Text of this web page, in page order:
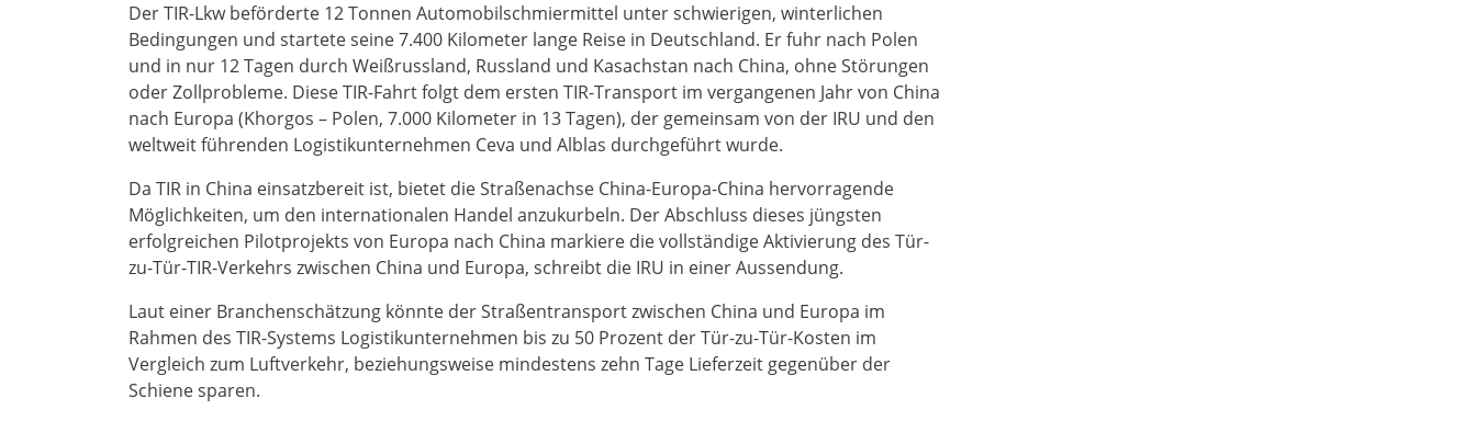
Der TIR-Lkw beförderte 12 Tonnen Automobilschmiermittel unter schwierigen, winterlichen
Bedingungen und startete seine 7.400 Kilometer lange Reise in Deutschland. Er fuhr nach Polen
und in nur 12 Tagen durch Weißrussland, Russland und Kasachstan nach China, ohne Störungen
oder Zollprobleme. Diese TIR-Fahrt folgt dem ersten TIR-Transport im vergangenen Jahr von China
nach Europa (Khorgos – Polen, 7.000 Kilometer in 13 Tagen), der gemeinsam von der IRU und den
weltweit führenden Logistikunternehmen Ceva und Alblas durchgeführt wurde.
Da TIR in China einsatzbereit ist, bietet die Straßenachse China-Europa-China hervorragende
Möglichkeiten, um den internationalen Handel anzukurbeln. Der Abschluss dieses jüngsten
erfolgreichen Pilotprojekts von Europa nach China markiere die vollständige Aktivierung des Tür-
zu-Tür-TIR-Verkehrs zwischen China und Europa, schreibt die IRU in einer Aussendung.
Laut einer Branchenschätzung könnte der Straßentransport zwischen China und Europa im
Rahmen des TIR-Systems Logistikunternehmen bis zu 50 Prozent der Tür-zu-Tür-Kosten im
Vergleich zum Luftverkehr, beziehungsweise mindestens zehn Tage Lieferzeit gegenüber der
Schiene sparen.